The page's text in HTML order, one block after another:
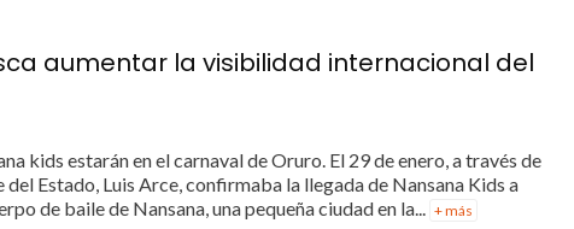
aumentar la visibilidad internacional del
kids estarán en el carnaval de Oruro. El 29 de enero, a través de
del Estado, Luis Arce, confirmaba la llegada de Nansana Kids a
de baile de Nansana, una pequeña ciudad en la... + más